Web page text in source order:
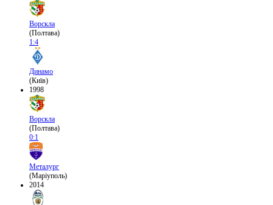
Ворскла
(Полтава)
1:4
Динамо
(Київ)
1998
Ворскла
(Полтава)
0:1
Металург
(Маріуполь)
2014